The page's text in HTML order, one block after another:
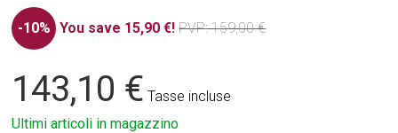
-10% You save 15,90 €! PVP: 159,00 €
143,10 € Tasse incluse
Ultimi articoli in magazzino